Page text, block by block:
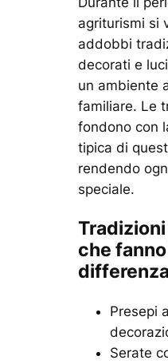
agriturismi si
addobbi
decorati e
un ambiente
familiare. Le
fondono con
tipica di
rendendo
speciale.
che
differenza
Presepi
Serate